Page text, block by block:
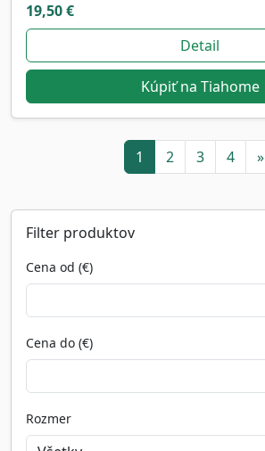
Filter produktov
Cena od (€)
Cena do (€)
Rozmer
19,50 €
Detail
Kúpiť na Tiahome
1 2 3 4 »